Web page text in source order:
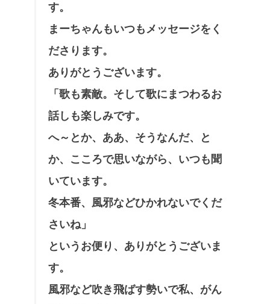
す。
まーちゃんもいつもメッセージをく
ださります。
ありがとうございます。
「歌も素敵。そして歌にまつわるお
話しも楽しみです。
へ～とか、ああ、そうなんだ、と
か、こころで思いながら、いつも聞
いています。
冬本番、風邪などひかれないでくだ
さいね」
というお便り、ありがとうございま
す。
風邪など吹き飛ばす勢いで私、がん